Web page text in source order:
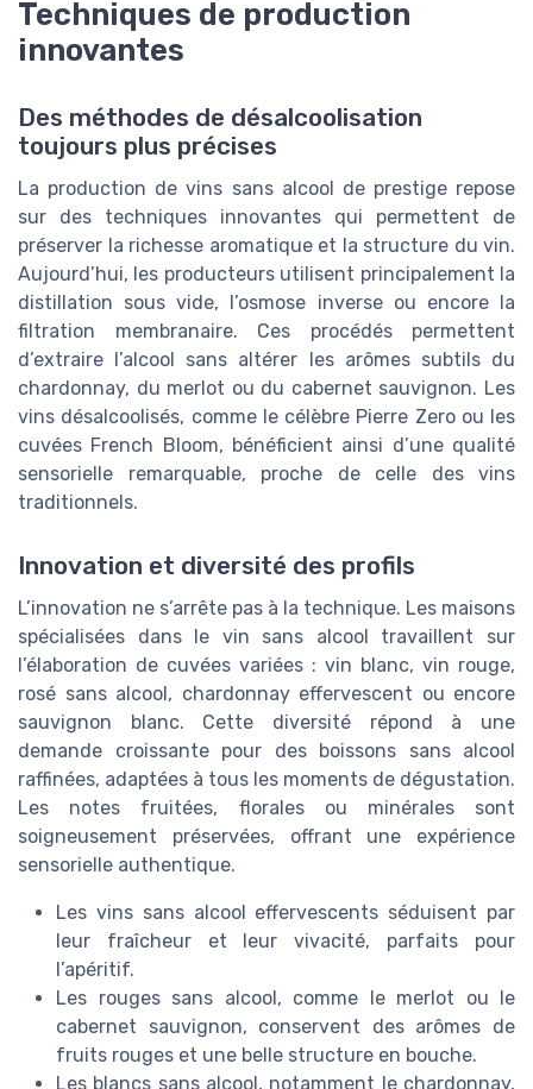
Techniques de production
innovantes
Des méthodes de désalcoolisation
toujours plus précises
La production de vins sans alcool de prestige repose
sur des techniques innovantes qui permettent de
préserver la richesse aromatique et la structure du vin.
Aujourd’hui, les producteurs utilisent principalement la
distillation sous vide, l’osmose inverse ou encore la
filtration membranaire. Ces procédés permettent
d’extraire l’alcool sans altérer les arômes subtils du
chardonnay, du merlot ou du cabernet sauvignon. Les
vins désalcoolisés, comme le célèbre Pierre Zero ou les
cuvées French Bloom, bénéficient ainsi d’une qualité
sensorielle remarquable, proche de celle des vins
traditionnels.
Innovation et diversité des profils
L’innovation ne s’arrête pas à la technique. Les maisons
spécialisées dans le vin sans alcool travaillent sur
l’élaboration de cuvées variées : vin blanc, vin rouge,
rosé sans alcool, chardonnay effervescent ou encore
sauvignon blanc. Cette diversité répond à une
demande croissante pour des boissons sans alcool
raffinées, adaptées à tous les moments de dégustation.
Les notes fruitées, florales ou minérales sont
soigneusement préservées, offrant une expérience
sensorielle authentique.
Les vins sans alcool effervescents séduisent par
leur fraîcheur et leur vivacité, parfaits pour
l’apéritif.
Les rouges sans alcool, comme le merlot ou le
cabernet sauvignon, conservent des arômes de
fruits rouges et une belle structure en bouche.
Les blancs sans alcool, notamment le chardonnay,